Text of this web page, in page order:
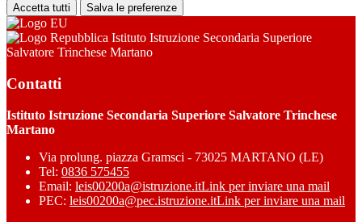
Accetta tutti Salva le preferenze
Istituto Istruzione Secondaria Superiore
Salvatore Trinchese Martano
Contatti
Istituto Istruzione Secondaria Superiore Salvatore Trinchese
Martano
Via prolung. piazza Gramsci - 73025 MARTANO (LE)
Tel: 0836 575455
Email: leis00200a@istruzione.itLink per inviare una mail
PEC: leis00200a@pec.istruzione.itLink per inviare una mail